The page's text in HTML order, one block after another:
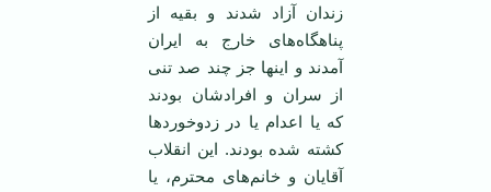
زندان آزاد شدند و بقیه از
پناهگاه‌های خارج به ایران
آمدند و اینها جز چند صد تنی
از سران و افرادشان بودند
که یا اعدام یا در زدوخوردها
کشته شده بودند. این انقلاب
آقایان و خانم‌های محترم، یا